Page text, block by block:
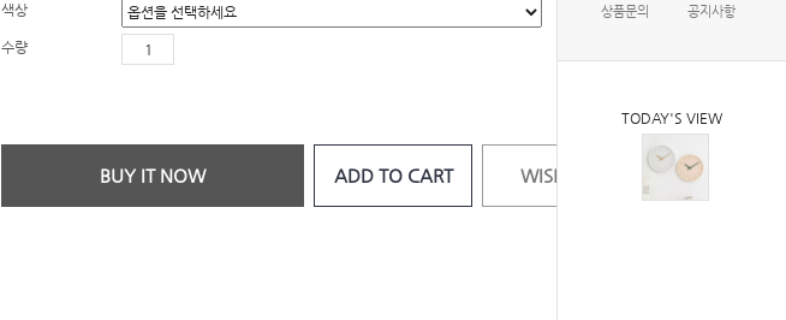
상품문의 공지사항
TODAY'S VIEW
색상
수량
BUY IT NOW ADD TO CART WISH LIST